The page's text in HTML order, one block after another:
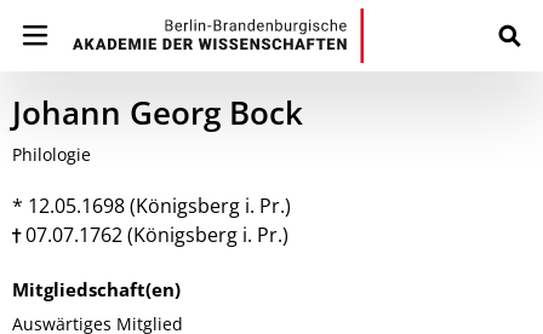
Johann Georg Bock
Philologie
* 12.05.1698 (Königsberg i. Pr.)
07.07.1762 (Königsberg i. Pr.)
Mitgliedschaft(en)
Auswärtiges Mitglied